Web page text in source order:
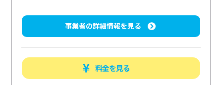
事業者の詳細情報を見る
料金を見る